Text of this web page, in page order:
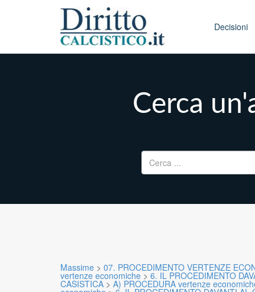
Main menu Decisioni
Cerca
Ricerca per:
Massime > 07. PROCEDIMENTO VERTENZE
vertenze economiche > 6. IL PROCEDIMENTO
CASISTICA > A) PROCEDURA vertenze